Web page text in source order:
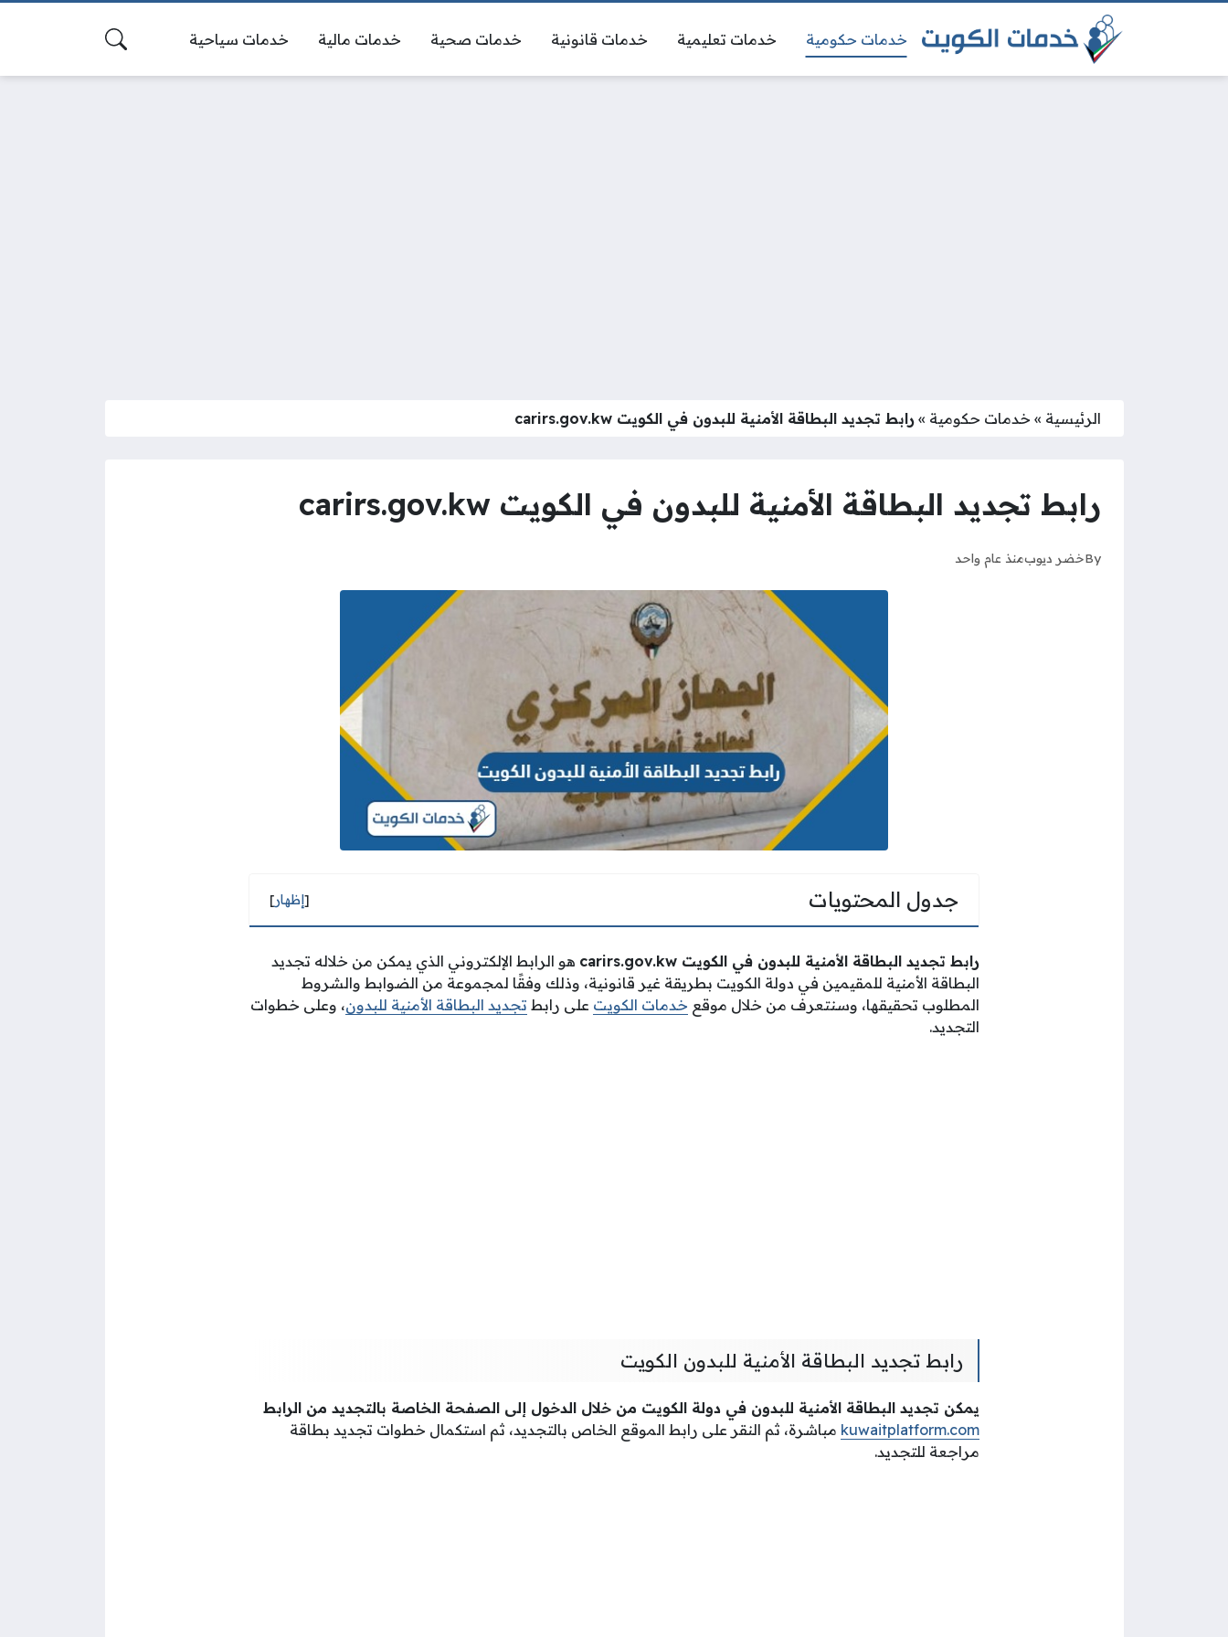
خدمات حكومية خدمات تعليمية خدمات قانونية خدمات صحية خدمات مالية خدمات سياحية
الرئيسية » خدمات حكومية »رابط تجديد البطاقة الأمنية للبدون في الكويت carirs.gov.kw
رابط تجديد البطاقة الأمنية للبدون في الكويت carirs.gov.kw
Byخضر ديوبمنذ عام واحد
جدول المحتويات [إظهار]
رابط تجديد البطاقة الأمنية للبدون في الكويت carirs.gov.kw هو الرابط الإلكتروني الذي يمكن من خلاله تجديد
البطاقة الأمنية للمقيمين في دولة الكويت بطريقة غير قانونية، وذلك وفقًا لمجموعة من الضوابط والشروط
المطلوب تحقيقها، وسنتعرف من خلال موقع خدمات الكويت على رابط تجديد البطاقة الأمنية للبدون، وعلى خطوات
التجديد.
رابط تجديد البطاقة الأمنية للبدون الكويت
يمكن تجديد البطاقة الأمنية للبدون في دولة الكويت من خلال الدخول إلى الصفحة الخاصة بالتجديد من الرابط
kuwaitplatform.com مباشرة، ثم النقر على رابط الموقع الخاص بالتجديد، ثم استكمال خطوات تجديد بطاقة
مراجعة للتجديد.